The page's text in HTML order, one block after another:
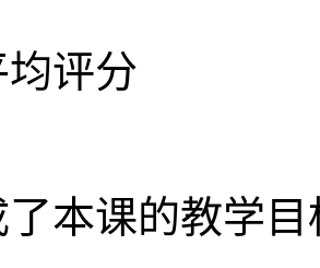
评分
本课的教学目